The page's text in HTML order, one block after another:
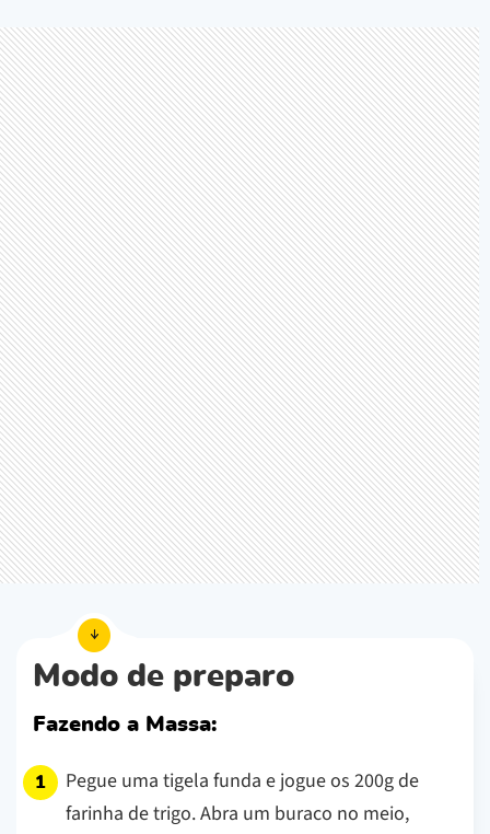
Modo de preparo
Fazendo a Massa:
Pegue uma tigela funda e jogue os 200g de
farinha de trigo. Abra um buraco no meio,